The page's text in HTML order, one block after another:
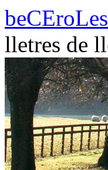
Vés
al
contingut
beCEroLes
lletres de